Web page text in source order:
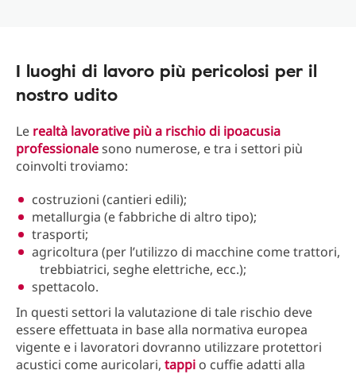
I luoghi di lavoro più pericolosi per il
nostro udito
Le realtà lavorative più a rischio di ipoacusia
professionalesono numerose, e tra i settori più
coinvolti troviamo:
costruzioni (cantieri edili);
metallurgia (e fabbriche di altro tipo);
trasporti;
agricoltura (per l’utilizzo di macchine come trattori,
trebbiatrici, seghe elettriche, ecc.);
spettacolo.
In questi settori la valutazione di tale rischio deve
essere effettuata in base alla normativa europea
vigente e i lavoratori dovranno utilizzare protettori
acustici come auricolari, tappi o cuffie adatti alla